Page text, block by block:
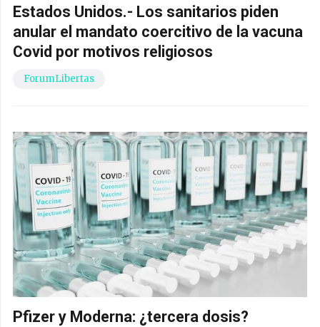
Estados Unidos.- Los sanitarios piden
anular el mandato coercitivo de la vacuna
Covid por motivos religiosos
ForumLibertas
Pfizer y Moderna: ¿tercera dosis?